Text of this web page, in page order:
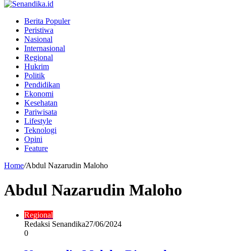
Berita Populer
Peristiwa
Nasional
Internasional
Regional
Hukrim
Politik
Pendidikan
Ekonomi
Kesehatan
Pariwisata
Lifestyle
Teknologi
Opini
Feature
Home/Abdul Nazarudin Maloho
Abdul Nazarudin Maloho
Regional
Redaksi Senandika27/06/2024
0